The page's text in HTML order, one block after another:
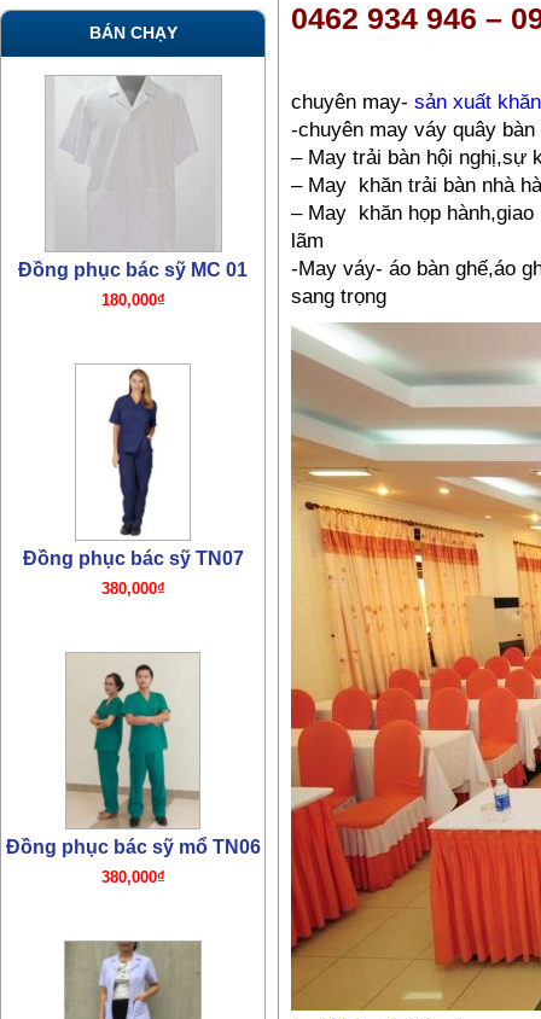
0462 934 946 –
chuyên may- sản xuất
-chuyên may váy quây bàn
– May trải bàn hội nghị,sự
– May khăn trải bàn nhà
– May khăn họp
lãm
-May váy- áo bàn ghế,áo
sang trọng
BÁN CHẠY
Đồng phục bác sỹ MC 01
180,000₫
Đồng phục bác sỹ TN07
380,000₫
Đồng phục bác sỹ mổ TN06
380,000₫